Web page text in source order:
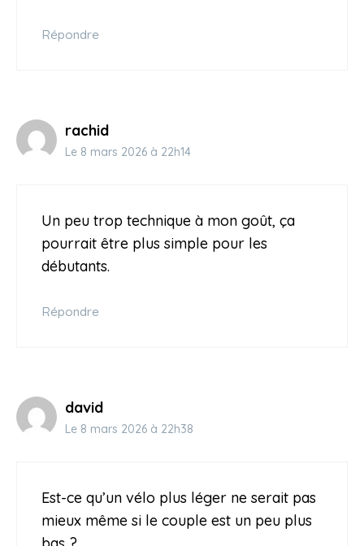
Répondre
rachid
Le 8 mars 2026 à 22h14
Un peu trop technique à mon goût, ça
pourrait être plus simple pour les
débutants.
Répondre
david
Le 8 mars 2026 à 22h38
Est-ce qu’un vélo plus léger ne serait pas
mieux même si le couple est un peu plus